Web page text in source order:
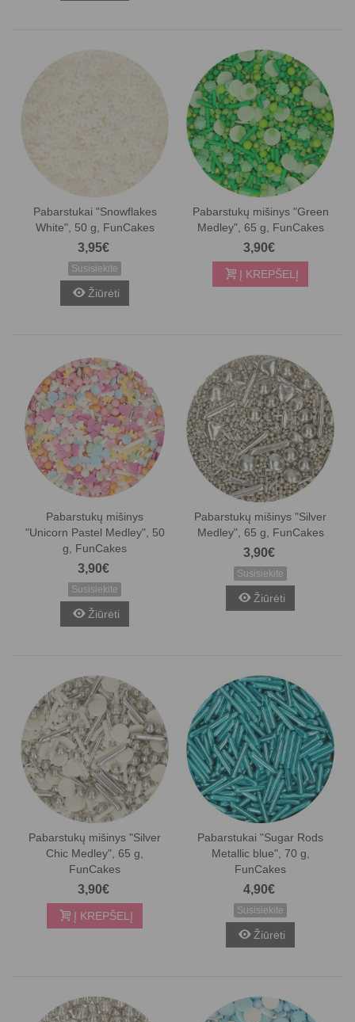
Pabarstukai "Snowflakes
White", 50 g, FunCakes
3,95€
Susisiekite
Žiūrėti
Pabarstukų mišinys "Green
Medley", 65 g, FunCakes
3,90€
Į KREPŠELĮ
Pabarstukų mišinys
"Unicorn Pastel Medley", 50
g, FunCakes
3,90€
Susisiekite
Žiūrėti
Pabarstukų mišinys "Silver
Medley", 65 g, FunCakes
3,90€
Susisiekite
Žiūrėti
Pabarstukų mišinys "Silver
Chic Medley", 65 g,
FunCakes
3,90€
Į KREPŠELĮ
Pabarstukai "Sugar Rods
Metallic blue", 70 g,
FunCakes
4,90€
Susisiekite
Žiūrėti